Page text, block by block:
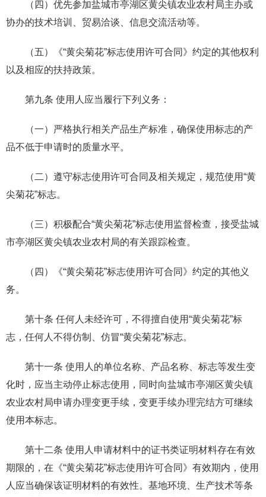
（四）优先参加盐城市亭湖区黄尖镇农业农村局主办或
协办的技术培训、贸易洽谈、信息交流活动等。
（五）《“黄尖菊花”标志使用许可合同》约定的其他权利
以及相应的扶持政策。
第九条 使用人应当履行下列义务：
（一）严格执行相关产品生产标准，确保使用标志的产
品不低于申请时的质量水平。
（二）遵守标志使用许可合同及相关规定，规范使用“黄
尖菊花”标志。
（三）积极配合“黄尖菊花”标志使用监督检查，接受盐城
市亭湖区黄尖镇农业农村局的有关跟踪检查。
（四）《“黄尖菊花”标志使用许可合同》约定的其他义
务。
第十条 任何人未经许可，不得擅自使用“黄尖菊花”标
志，任何人不得仿制、仿冒“黄尖菊花”标志。
第十一条 使用人的单位名称、产品名称、标志等发生变
化时，应当主动停止标志使用，同时向盐城市亭湖区黄尖镇
农业农村局申请办理变更手续，变更手续办理完结方可继续
使用本标志。
第十二条 使用人申请材料中的证书类证明材料存在有效
期限的，在《“黄尖菊花”标志使用许可合同》有效期内，使用
人应当确保该证明材料的有效性。基地环境、生产技术等条